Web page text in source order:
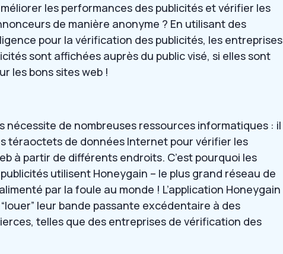
les performances des publicités et vérifier les
de manière anonyme ? En utilisant des
pour la vérification des publicités, les entreprises
sont affichées auprès du public visé, si elles sont
les bons sites web !
nécessite de nombreuses ressources informatiques : il
téraoctets de données Internet pour vérifier les
à partir de différents endroits. C’est pourquoi les
utilisent Honeygain – le plus grand réseau de
par la foule au monde ! L’application Honeygain
leur bande passante excédentaire à des
telles que des entreprises de vérification des